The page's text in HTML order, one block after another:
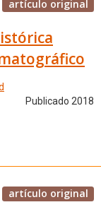
artículo original
Publicado 2018
artículo original